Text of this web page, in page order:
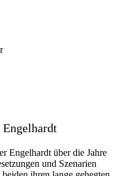
Engelhardt über die Jahre
und Szenarien